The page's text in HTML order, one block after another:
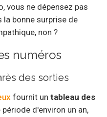
vous ne dépensez pas
bonne surprise de
non ?
numéros
des sorties
fournit un tableau des
période d'environ un an,